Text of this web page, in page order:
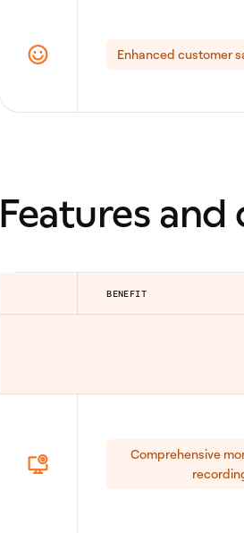
Enhanced customer
Features
BENEFIT
Comprehensive